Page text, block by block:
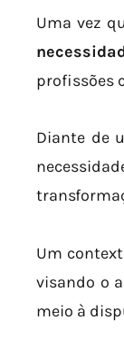
Uma vez
profissões
Diante de
Um
visando o
meio à